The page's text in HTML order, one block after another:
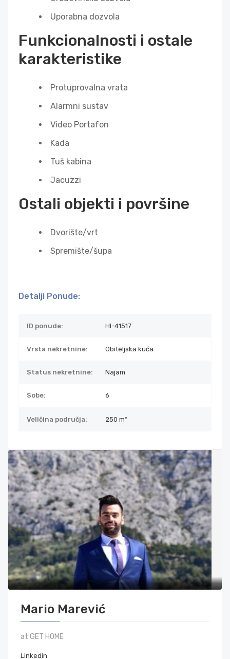
Uporabna dozvola
Funkcionalnosti i ostale
karakteristike
Protuprovalna vrata
Alarmni sustav
Video Portafon
Kada
Tuš kabina
Jacuzzi
Ostali objekti i površine
Dvorište/vrt
Spremište/šupa
Detalji Ponude:
ID ponude: HI-41517
Vrsta nekretnine: Obiteljska kuća
Status nekretnine: Najam
Sobe: 6
Veličina područja: 250 m²
Mario Marević
at GET HOME
Linkedin